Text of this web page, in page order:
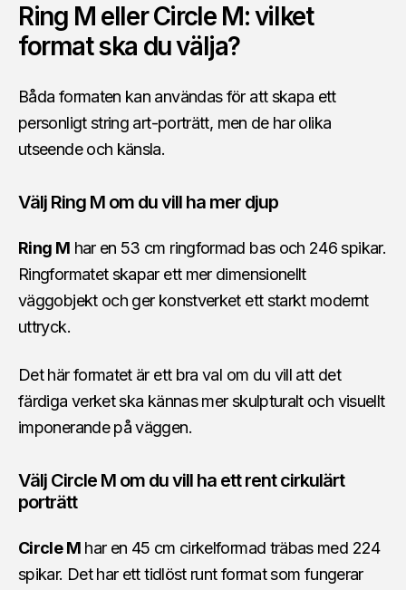
Ring M eller Circle M: vilket
format ska du välja?
Båda formaten kan användas för att skapa ett
personligt string art-porträtt, men de har olika
utseende och känsla.
Välj Ring M om du vill ha mer djup
Ring M har en 53 cm ringformad bas och 246 spikar.
Ringformatet skapar ett mer dimensionellt
väggobjekt och ger konstverket ett starkt modernt
uttryck.
Det här formatet är ett bra val om du vill att det
färdiga verket ska kännas mer skulpturalt och visuellt
imponerande på väggen.
Välj Circle M om du vill ha ett rent cirkulärt
porträtt
Circle Mhar en 45 cm cirkelformad träbas med 224
spikar. Det har ett tidlöst runt format som fungerar